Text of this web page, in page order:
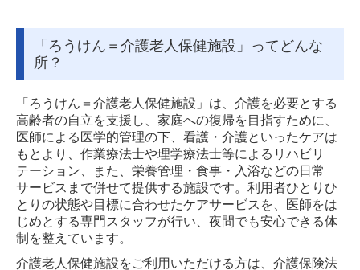
お問合せ
個人情報保護方針
役員会・総会・部会
「ろうけん＝介護老人保健施設」ってどんな
所？
「ろうけん＝介護老人保健施設」は、介護を必要とする
高齢者の自立を支援し、家庭への復帰を目指すために、
医師による医学的管理の下、看護・介護といったケアは
もとより、作業療法士や理学療法士等によるリハビリ
テーション、また、栄養管理・食事・入浴などの日常
サービスまで併せて提供する施設です。利用者ひとりひ
とりの状態や目標に合わせたケアサービスを、医師をは
じめとする専門スタッフが行い、夜間でも安心できる体
制を整えています。
介護老人保健施設をご利用いただける方は、介護保険法